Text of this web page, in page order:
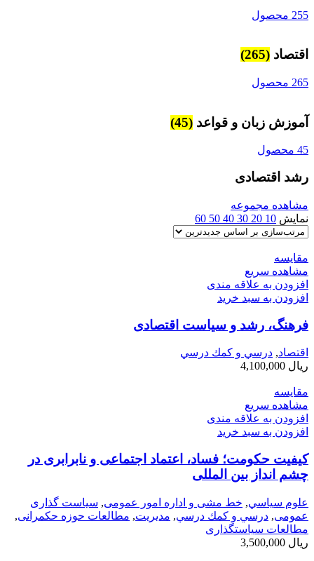
255 محصول
اقتصاد (265)
265 محصول
آموزش زبان و قواعد (45)
45 محصول
رشد اقتصادی
مشاهده مجموعه
نمایش 10
20
30
40
50
60
مقایسه
مشاهده سریع
افزودن به علاقه مندی
افزودن به سبد خرید
فرهنگ، رشد و سیاست اقتصادی
اقتصاد, درسي و كمك درسي
ریال
مقایسه
مشاهده سریع
افزودن به علاقه مندی
افزودن به سبد خرید
کیفیت حکومت؛ فساد، اعتماد اجتماعی و نابرابری در
چشم انداز بین المللی
علوم سياسي, خط مشی و اداره امور عمومی, سیاست گذاری
عمومی, درسي و كمك درسي, مديريت, مطالعات حوزه حکمرانی,
مطالعات سیاستگذاری
ریال